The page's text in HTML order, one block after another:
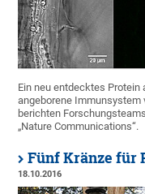
Ein neu entdecktes Protein
angeborene Immunsystem
berichten
„Nature Communications“.
Fünf Kränze für
18.10.2016